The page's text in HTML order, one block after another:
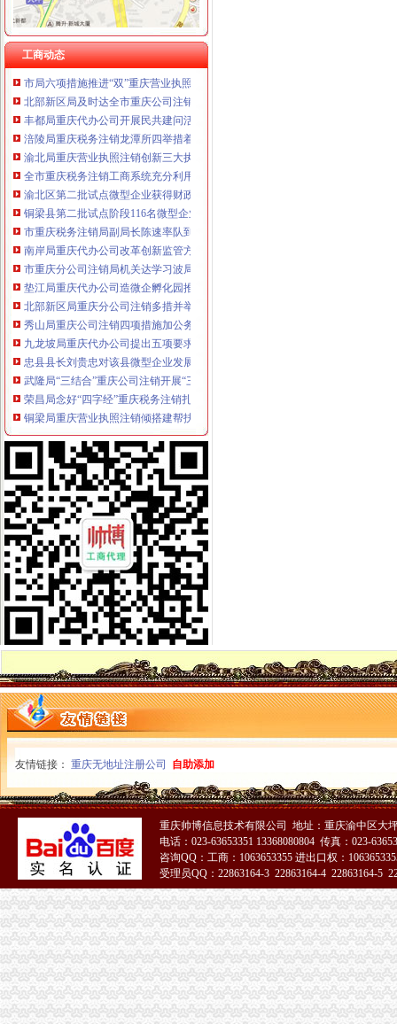
工商动态
秀山局重庆税务注销开展废旧收购行业专项整
渝北局在网络购物领域查获56万元的重庆公司注销冒侵权商品
拓展工商职能 落实“五个更加”重庆公司注销 市召开全市工商行政管理工作会议
市局六项措施推进“双”重庆营业执照注销行动后期工作
北部新区局及时达全市重庆公司注销工商行政管理工作会议精
丰都局重庆代办公司开展民共建问活动
涪陵局重庆税务注销龙潭所四举措着力破解农村无照经营难题
渝北局重庆营业执照注销创新三大执法机制积查处大案要案
全市重庆税务注销工商系统充分利用动产押职能助企融资成效显著
渝北区第二批试点微型企业获得财政补助资金270万元
铜梁县第二批试点阶段116名微型企业创业人员通过创业评审
市重庆税务注销局副局长陈速率队到彭水局开展考核考察工作
南岸局重庆代办公司改革创新监管方式促进监管职能履行到位
市重庆分公司注销局机关达学习波局长在创先争优领导小组会议讲话精
垫江局重庆代办公司造微企孵化园推进微型企业快速发展
北部新区局重庆分公司注销多措并举加亚运会食品安全监管工作
秀山局重庆公司注销四项措施加公务用车管理
九龙坡局重庆代办公司提出五项要求部署保护台湾水果工作
忠县县长刘贵忠对该县微型企业发展工作提出三点要求
武隆局“三结合”重庆公司注销开展“三进三同”活动
荣昌局念好“四字经”重庆税务注销扎实抓好下半年商标广告工作
铜梁局重庆营业执照注销倾搭建帮扶平台破解养殖户销售难题
双桥局重庆公司注销四举措大力推进微型企业试点工作
九龙坡局企业注册管理科连续六月获“红旗窗口”重庆公司注销称号
渝中局重庆营业执照注销化部门协作构筑食品安全监管网络
酉局“五措并举”重庆营业执照注销推进微型企业发展
市重庆代办公司局坚持推进区县局局长述职述廉汇报制度建设
江北局“四个抓手”重庆分公司注销化基层工商所电子商务监管工作
石柱县县委书记盛娅农对石柱工商局重庆营业执照注销专报信息作出批示
璧山局“三三一”重庆营业执照注销举措扎实开展“三进三同”活动
财务装备处认真落实市重庆代办公司局第十二次局长办公会精
永川区委书记胡际权一行到永川局重庆代办公司调研工作
川渝联动索干部培训新模式
渝中区区委副书记陈大奎对渝中局重庆税务注销工作提出三点要求
经开园片区店招店牌整工作成效得到北部新区管委会领导充分肯定
忠县人民追加财政配套资金420万元助推微企发展试点工作
长寿局重庆代办公司召开半年工作会深化微型企业发展工作
市重庆营业执照注销局局长波与华润集团负责人亲切座谈
九龙坡局四措并举推动 “三进三同”重庆公司注销活动有效开展
南川局四项措施扎实开展“唱读讲”重庆公司注销活动
石柱局重庆分公司注销创新举措加教育培训类广告监管
石柱局桥北所“四化一完善”重庆代办公司促进边远农村地区食品安全监管到位
垫江县委召开常务会部署微型企业创业扶持发展工作
高新区消委会采取上门体验方式评议快递企业服务质量
中介处支部认真审定“创先争优”重庆公司注销活动公开承诺事项
商标处支部迅速启动“一述二评三公示”重庆营业执照注销活动
涪陵局重庆营业执照注销敦仁所建立业务指导员制度提升干部综合业务能力
市重庆代办公司局外资处主动服务帮助解决华润集团重庆公司注册资本到位受
2010年重庆青年人才论坛工商系统分论坛中介服务业子论坛预备会成功举行
梁平局重庆分公司注销采取四项举措助推商标发展成效明显
云局重庆分公司注销建工作呈现三个点
注册分局支部开展“一说二评三公示”重庆代办公司活动
丰都局制定“三项制度”重庆公司注销扎实开展“三项活动”
忠县局重庆代办公司新立所倾力助推个经济发展见成效
友情链接： 重庆无地址注册公司 自助添加
重庆帅博信息技术有限公司 地址：重庆渝中区大
电话：023-63653351 13368080804 传真：023-
咨询QQ：工商：1063653355 进出口权：
受理员QQ：22863164-3 22863164-4 22863164-5